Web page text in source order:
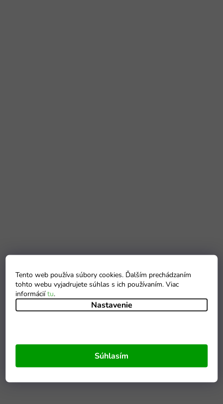
Tento web používa súbory cookies. Ďalším prechádzaním
tohto webu vyjadrujete súhlas s ich používaním. Viac
informáciítu.
Nastavenie
Súhlasím